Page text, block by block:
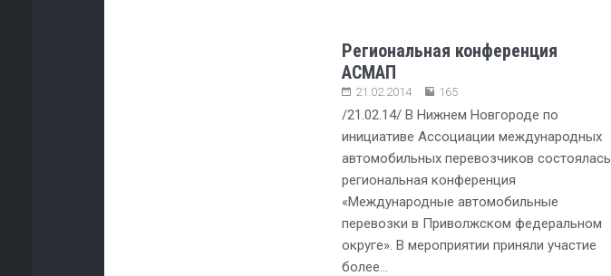
Региональная конференция
АСМАП
21.02.2014 165
/21.02.14/ В Нижнем Новгороде по
инициативе Ассоциации международных
автомобильных перевозчиков состоялась
региональная конференция
«Международные автомобильные
перевозки в Приволжском федеральном
округе». В мероприятии приняли участие
более…